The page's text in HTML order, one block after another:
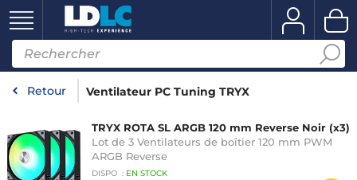
Retour Ventilateur PC Tuning TRYX
TRYX ROTA SL ARGB 120 mm Reverse Noir (x3)
Lot de 3 Ventilateurs de boîtier 120 mm PWM
ARGB Reverse
DISPO : EN STOCK